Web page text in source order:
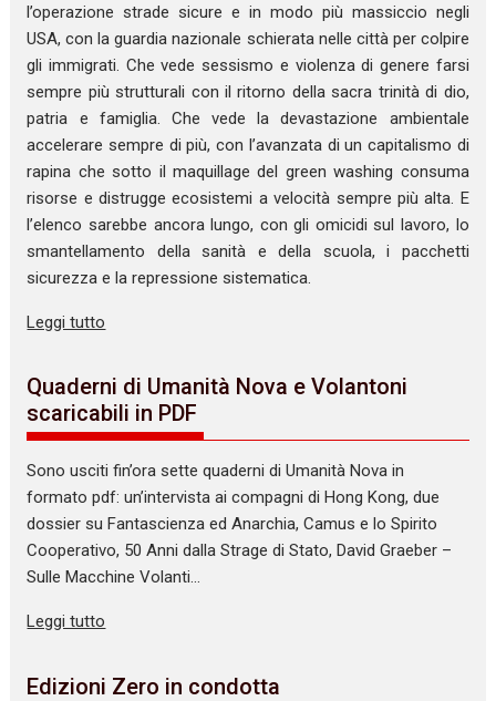
l’operazione strade sicure e in modo più massiccio negli
USA, con la guardia nazionale schierata nelle città per colpire
gli immigrati. Che vede sessismo e violenza di genere farsi
sempre più strutturali con il ritorno della sacra trinità di dio,
patria e famiglia. Che vede la devastazione ambientale
accelerare sempre di più, con l’avanzata di un capitalismo di
rapina che sotto il maquillage del green washing consuma
risorse e distrugge ecosistemi a velocità sempre più alta. E
l’elenco sarebbe ancora lungo, con gli omicidi sul lavoro, lo
smantellamento della sanità e della scuola, i pacchetti
sicurezza e la repressione sistematica.
Leggi tutto
Quaderni di Umanità Nova e Volantoni
scaricabili in PDF
Sono usciti fin’ora sette quaderni di Umanità Nova in
formato pdf: un’intervista ai compagni di Hong Kong, due
dossier su Fantascienza ed Anarchia, Camus e lo Spirito
Cooperativo, 50 Anni dalla Strage di Stato, David Graeber –
Sulle Macchine Volanti…
Leggi tutto
Edizioni Zero in condotta